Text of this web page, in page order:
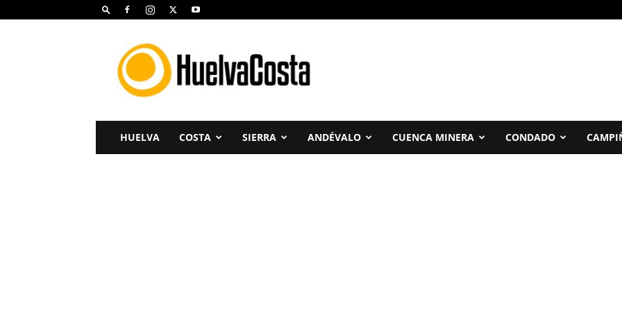
Huelva
Costa
HUELVA COSTA SIERRA ANDÉVALO CUENCA MINERA CONDADO